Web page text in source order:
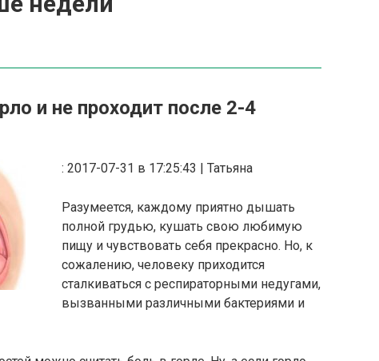
и не проходит после 2-4
: 2017-07-31 в 17:25:43 | Татьяна
Разумеется, каждому приятно дышать
полной грудью, кушать свою любимую
пищу и чувствовать себя прекрасно. Но, к
сожалению, человеку приходится
сталкиваться с респираторными недугами,
вызванными различными бактериями и